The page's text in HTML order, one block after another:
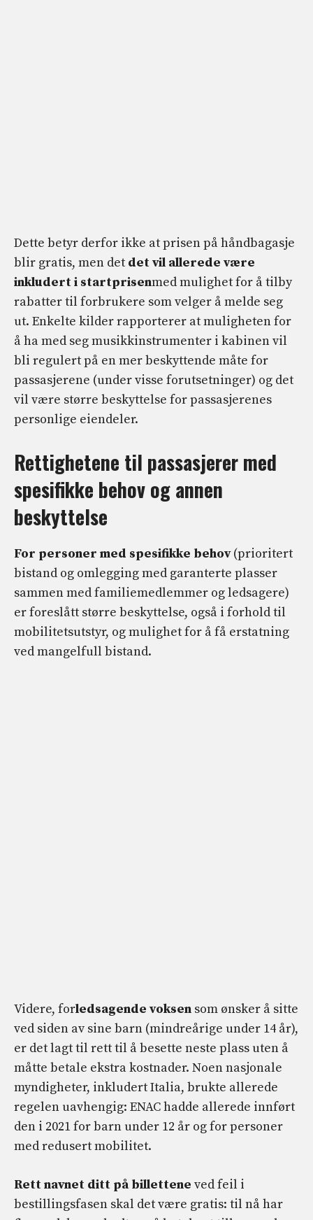
Dette betyr derfor ikke at prisen på håndbagasje
blir gratis, men det det vil allerede være
inkludert i startprisenmed mulighet for å tilby
rabatter til forbrukere som velger å melde seg
ut. Enkelte kilder rapporterer at muligheten for
å ha med seg musikkinstrumenter i kabinen vil
bli regulert på en mer beskyttende måte for
passasjerene (under visse forutsetninger) og det
vil være større beskyttelse for passasjerenes
personlige eiendeler.
Rettighetene til passasjerer med
spesifikke behov og annen
beskyttelse
For personer med spesifikke behov(prioritert
bistand og omlegging med garanterte plasser
sammen med familiemedlemmer og ledsagere)
er foreslått større beskyttelse, også i forhold til
mobilitetsutstyr, og mulighet for å få erstatning
ved mangelfull bistand.
Videre, forledsagende voksen som ønsker å sitte
ved siden av sine barn (mindreårige under 14 år),
er det lagt til rett til å besette neste plass uten å
måtte betale ekstra kostnader. Noen nasjonale
myndigheter, inkludert Italia, brukte allerede
regelen uavhengig: ENAC hadde allerede innført
den i 2021 for barn under 12 år og for personer
med redusert mobilitet.
Rett navnet ditt på billettene ved feil i
bestillingsfasen skal det være gratis: til nå har